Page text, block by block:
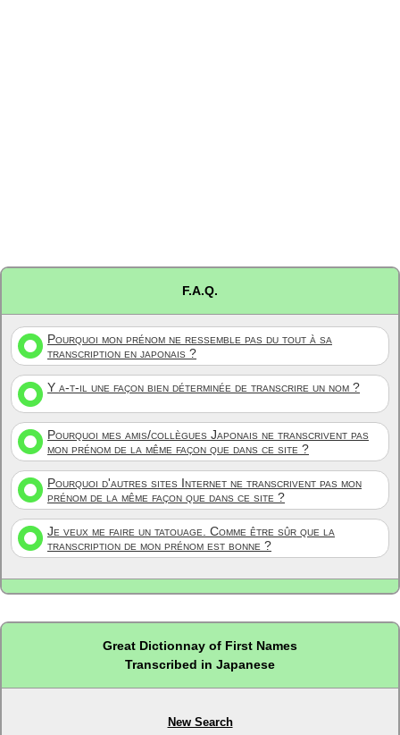
F.A.Q.
Pourquoi mon prénom ne ressemble pas du tout à sa
transcription en japonais ?
Y a-t-il une façon bien déterminée de transcrire un nom ?
Pourquoi mes amis/collègues Japonais ne transcrivent pas
mon prénom de la même façon que dans ce site ?
Pourquoi d'autres sites Internet ne transcrivent pas mon
prénom de la même façon que dans ce site ?
Je veux me faire un tatouage. Comme être sûr que la
transcription de mon prénom est bonne ?
Great Dictionnay of First Names
Transcribed in Japanese
New Search